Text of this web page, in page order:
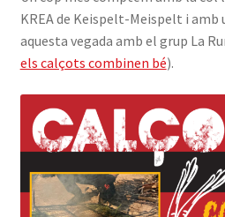
KREA de Keispelt-Meispelt i amb
aquesta vegada amb el grup La
els calçots combinen bé).